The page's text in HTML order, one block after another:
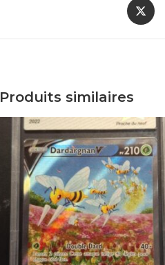
Produits similaires